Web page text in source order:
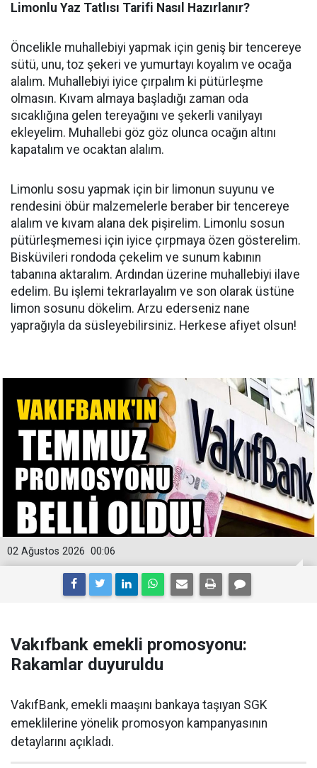
Limonlu Yaz Tatlısı Tarifi Nasıl Hazırlanır?
Öncelikle muhallebiyi yapmak için geniş bir tencereye
sütü, unu, toz şekeri ve yumurtayı koyalım ve ocağa
alalım. Muhallebiyi iyice çırpalım ki pütürleşme
olmasın. Kıvam almaya başladığı zaman oda
sıcaklığına gelen tereyağını ve şekerli vanilyayı
ekleyelim. Muhallebi göz göz olunca ocağın altını
kapatalım ve ocaktan alalım.
Limonlu sosu yapmak için bir limonun suyunu ve
rendesini öbür malzemelerle beraber bir tencereye
alalım ve kıvam alana dek pişirelim. Limonlu sosun
pütürleşmemesi için iyice çırpmaya özen gösterelim.
Bisküvileri rondoda çekelim ve sunum kabının
tabanına aktaralım. Ardından üzerine muhallebiyi ilave
edelim. Bu işlemi tekrarlayalım ve son olarak üstüne
limon sosunu dökelim. Arzu ederseniz nane
yaprağıyla da süsleyebilirsiniz. Herkese afiyet olsun!
00:06
02 Ağustos 2026
Vakıfbank emekli promosyonu:
Rakamlar duyuruldu
VakıfBank, emekli maaşını bankaya taşıyan SGK
emeklilerine yönelik promosyon kampanyasının
detaylarını açıkladı.